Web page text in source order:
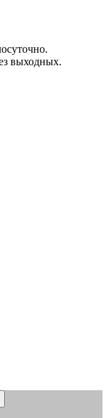
выходных.